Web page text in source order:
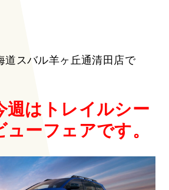
道スバル羊ヶ丘通清田店で
週はトレイルシー
ーフェアです。